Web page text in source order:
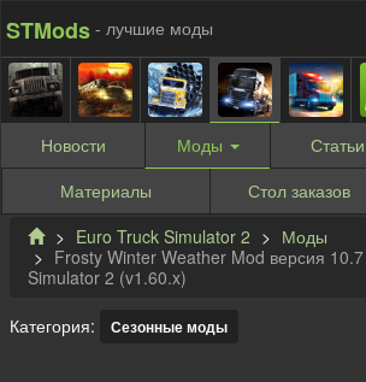
STMods - лучшие моды
Новости Моды Статьи
Материалы
Стол заказов
Euro Truck Simulator 2
Моды
Frosty Winter Weather Mod версия
Simulator 2 (v1.60.x)
Категория: Сезонные моды